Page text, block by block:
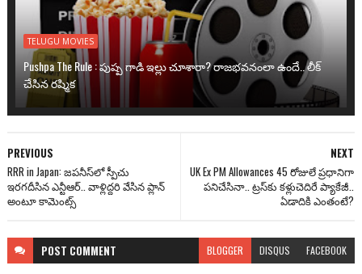
TELUGU MOVIES
Pushpa The Rule : పుష్ప గాడి ఇల్లు చూశారా? రాజభవనంలా ఉందే.. లీక్
చేసిన రష్మిక
NEXT
UK Ex PM Allowances 45 రోజులే ప్రధానిగా
పనిచేసినా.. ట్రస్‌కు కళ్లుచెదిరే ప్యాకేజీ..
ఏడాదికి ఎంతంటే?
PREVIOUS
RRR in Japan: జపనీస్‌లో స్పీచు
ఇరగదీసిన ఎన్టీఆర్.. వాళ్లిద్దరి వేసిన ప్లాన్
అంటూ కామెంట్స్
POST COMMENT BLOGGER DISQUS FACEBOOK